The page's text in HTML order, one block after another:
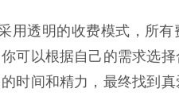
用透明的收费模式，所
可以根据自己的需求选
时间和精力，最终找到